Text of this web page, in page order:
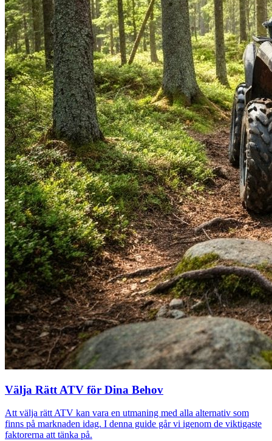
Välja Rätt ATV för Dina Behov
Att välja rätt ATV kan vara en utmaning med alla alternativ som
finns på marknaden idag. I denna guide går vi igenom de viktigaste
faktorerna att tänka på.